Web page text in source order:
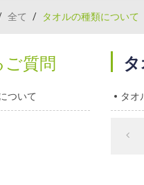
全て / タオルの種類について
質問
ついて タオ